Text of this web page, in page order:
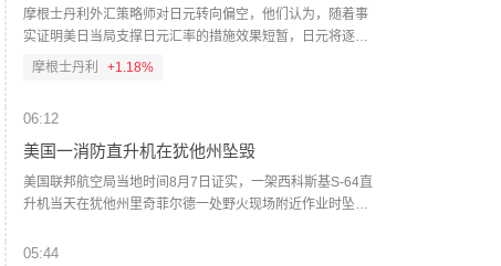
摩根士丹利外汇策略师对日元转向偏空，他们认为，随着事
实证明美日当局支撑日元汇率的措施效果短暂，日元将逐步
走弱。当局联手支撑日元仅短暂提振了日元需求，并未扭转
元将逐步走高，”David Adams、Andrew Watrous和Molly
Nickolin周五写道。（财联社）
摩根士丹利 +1.18%
06:12
美国一消防直升机在犹他州坠毁
美国联邦航空局当地时间8月7日证实，一架西科斯基S-64直
升机当天在犹他州里奇菲尔德一处野火现场附近作业时坠
05:44